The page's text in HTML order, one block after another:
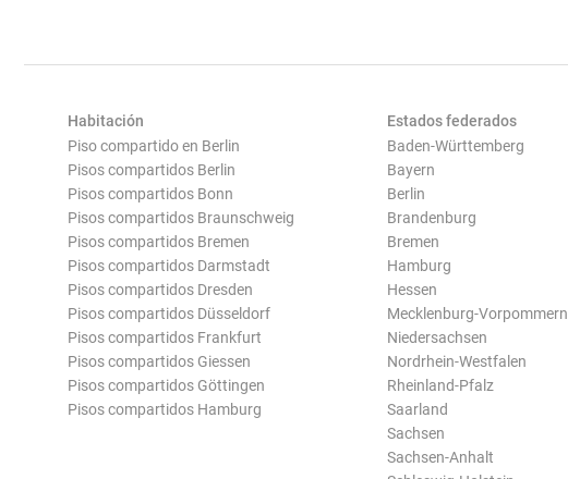
Habitación
Piso compartido en Berlin
Pisos compartidos Berlin
Pisos compartidos Bonn
Pisos compartidos Braunschweig
Pisos compartidos Bremen
Pisos compartidos Darmstadt
Pisos compartidos Dresden
Pisos compartidos Düsseldorf
Pisos compartidos Frankfurt
Pisos compartidos Giessen
Pisos compartidos Göttingen
Pisos compartidos Hamburg
Estados federados
Baden-Württemberg
Bayern
Berlin
Brandenburg
Bremen
Hamburg
Hessen
Mecklenburg-Vorpommern
Niedersachsen
Nordrhein-Westfalen
Rheinland-Pfalz
Saarland
Sachsen
Sachsen-Anhalt